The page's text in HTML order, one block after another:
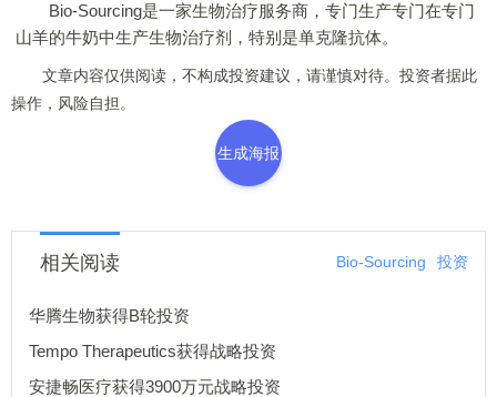
Bio-Sourcing是一家生物治疗服务商，专门生产专门在专门
山羊的牛奶中生产生物治疗剂，特别是单克隆抗体。
文章内容仅供阅读，不构成投资建议，请谨慎对待。投资者据此
操作，风险自担。
生成海报
相关阅读 Bio-Sourcing 投资
华腾生物获得B轮投资
Tempo Therapeutics获得战略投资
安捷畅医疗获得3900万元战略投资